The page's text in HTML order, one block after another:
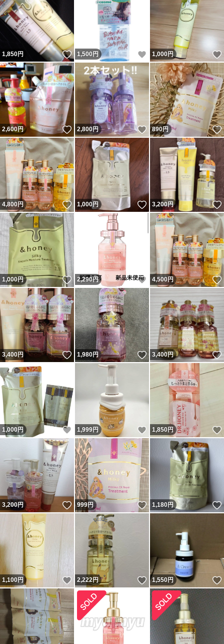
1,850円 いいね！
1,500 円 いいね！
1,000円
2,600円 いいね！
2,800円 いいね！
890円
4,800円 いいね！
1,000円 いいね！
3,200円
1,000円 いいね！
2,290円 いいね！
4,500円
3,400円 いいね！
1,980円 いいね！
3,400円
1,000 円 いいね！
1,999円 いいね！
1,850円
3,200円 いいね！
999円 いいね！
1,180円
1,100円 いいね！
2,222円 いいね！
1,550円